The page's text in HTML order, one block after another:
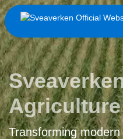
Transforming